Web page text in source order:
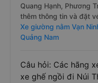
Quang Hạnh, Phương
thêm thông tin và đặt
Xe giường nằm Vạn
Quảng Nam
Câu hỏi: Các hãng
xe ghế ngồi đi Núi